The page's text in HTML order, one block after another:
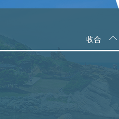
收合